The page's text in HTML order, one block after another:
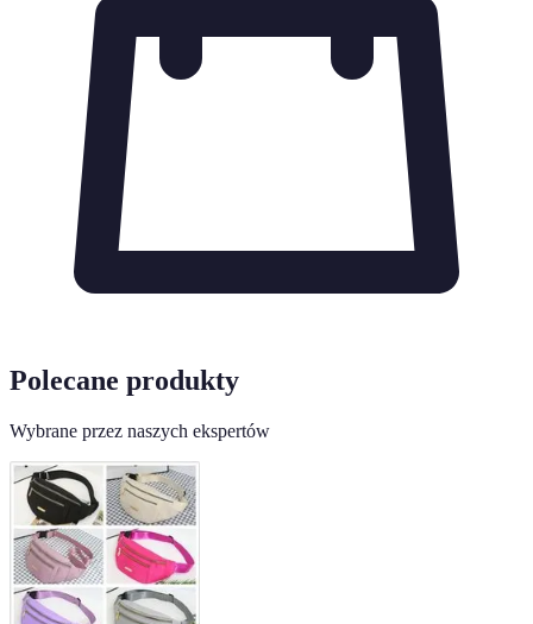
Polecane produkty
Wybrane przez naszych ekspertów